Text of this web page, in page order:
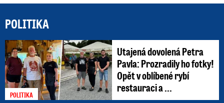
POLITIKA
POLITIKA
Utajená dovolená Petra
Pavla: Prozradily ho fotky!
Opět v oblíbené rybí
restauraci a ...